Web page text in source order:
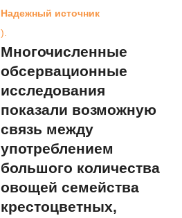
Надежный источник
).
Многочисленные
обсервационные
исследования
показали возможную
связь между
употреблением
большого количества
овощей семейства
крестоцветных,